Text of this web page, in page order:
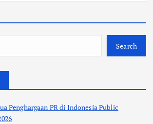
Search
Penghargaan PR di Indonesia Public